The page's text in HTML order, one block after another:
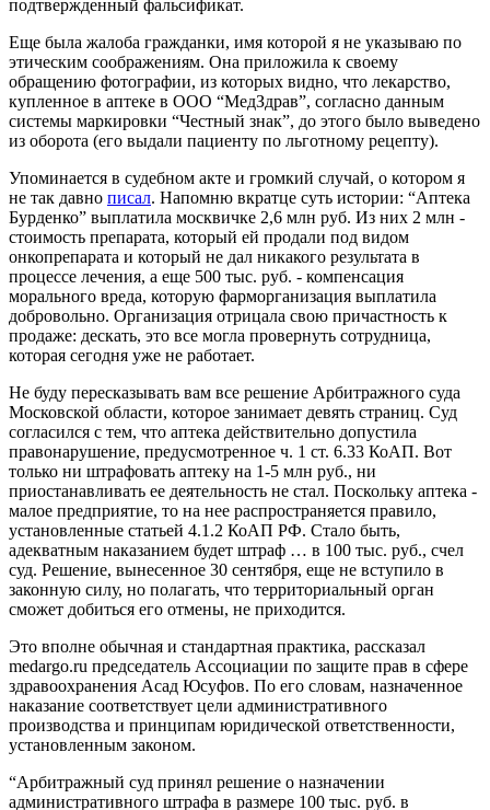
подтвержденный фальсификат.
Еще была жалоба гражданки, имя которой я не указываю по
этическим соображениям. Она приложила к своему
обращению фотографии, из которых видно, что лекарство,
купленное в аптеке в ООО “МедЗдрав”, согласно данным
системы маркировки “Честный знак”, до этого было выведено
из оборота (его выдали пациенту по льготному рецепту).
Упоминается в судебном акте и громкий случай, о котором я
не так давно писал. Напомню вкратце суть истории: “Аптека
Бурденко” выплатила москвичке 2,6 млн руб. Из них 2 млн -
стоимость препарата, который ей продали под видом
онкопрепарата и который не дал никакого результата в
процессе лечения, а еще 500 тыс. руб. - компенсация
морального вреда, которую фарморганизация выплатила
добровольно. Организация отрицала свою причастность к
продаже: дескать, это все могла провернуть сотрудница,
которая сегодня уже не работает.
Не буду пересказывать вам все решение Арбитражного суда
Московской области, которое занимает девять страниц. Суд
согласился с тем, что аптека действительно допустила
правонарушение, предусмотренное ч. 1 ст. 6.33 КоАП. Вот
только ни штрафовать аптеку на 1-5 млн руб., ни
приостанавливать ее деятельность не стал. Поскольку аптека -
малое предприятие, то на нее распространяется правило,
установленные статьей 4.1.2 КоАП РФ. Стало быть,
адекватным наказанием будет штраф … в 100 тыс. руб., счел
суд. Решение, вынесенное 30 сентября, еще не вступило в
законную силу, но полагать, что территориальный орган
сможет добиться его отмены, не приходится.
Это вполне обычная и стандартная практика, рассказал
medargo.ru председатель Ассоциации по защите прав в сфере
здравоохранения Асад Юсуфов. По его словам, назначенное
наказание соответствует цели административного
производства и принципам юридической ответственности,
установленным законом.
“Арбитражный суд принял решение о назначении
административного штрафа в размере 100 тыс. руб. в